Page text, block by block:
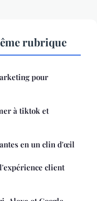
rubrique
pour
à tiktok et
en un clin d'œil
client